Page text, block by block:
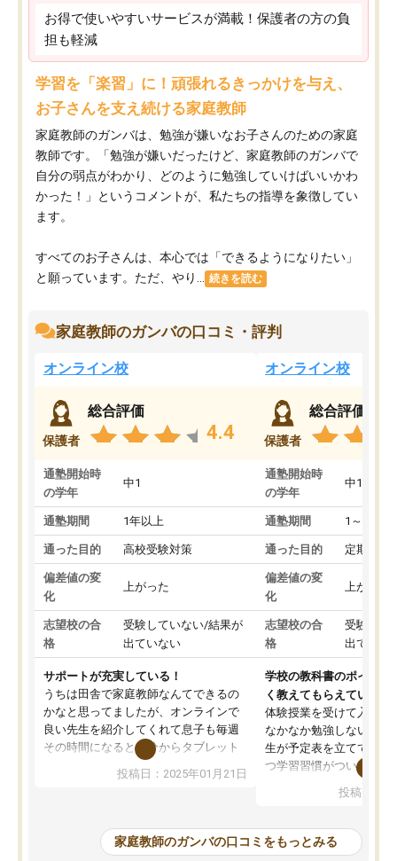
お得で使いやすいサービスが満載！保護者の方の負
担も軽減
学習を「楽習」に！頑張れるきっかけを与え、
お子さんを支え続ける家庭教師
家庭教師のガンバは、勉強が嫌いなお子さんのための家庭
教師です。「勉強が嫌いだったけど、家庭教師のガンバで
自分の弱点がわかり、どのように勉強していけばいいかわ
かった！」というコメントが、私たちの指導を象徴してい
ます。
すべてのお子さんは、本心では「できるようになりたい」
と願っています。ただ、やり...
続きを読む
家庭教師のガンバの口コミ・評判
オンライン校
保護者
総合評価
4.4
通塾開始時
の学年
中1
通塾期間 1年以上
通った目的 高校受験対策
偏差値の変
化
上がった
志望校の合
格
受験していない/結果が
出ていない
サポートが充実している！
うちは田舎で家庭教師なんてできるの
かなと思ってましたが、オンラインで
良い先生を紹介してくれて息子も毎週
その時間になると自分からタブレット
を開いてzoomを繋げるようになりまし
た！5科目なんでもOKなのもとても気
めて1年ほどだった今では平均点以上の
科目が増えてきました！あと1年受験ま
投稿日：2025年01月21日
オンライン校
保護者
総合評価
通塾開始時
の学年
中1
通塾期間 1～3ヵ月
通った目的 定期テス
偏差値の変
化
上がった
志望校の合
格
受験して
出ていな
学校の教科書のポイント
く教えてもらえている
体験授業を受けて入塾し
なかなか勉強しない息子
生が予定表を立ててくれ
つ学習習慣がついてきま
指導が無い日も予定表
問できるのでとても助か
投稿日：
家庭教師のガンバの口コミをもっとみる